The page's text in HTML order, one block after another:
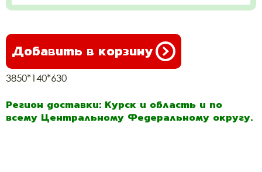
Добавить в корзину
3850*140*630
Регион доставки: Курск и область и по
всему Центральному Федеральному округу.